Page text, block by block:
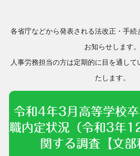
各省庁などから発表される法改正・手続
お知らせします。
人事労務担当の方は定期的に目を通し
たします。
令和4年3月高等学校
職内定状況（令和3年
関する調査【文部